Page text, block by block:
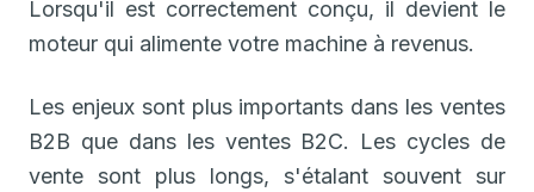
Lorsqu'il est correctement conçu, il devient le
moteur qui alimente votre machine à revenus.
Les enjeux sont plus importants dans les ventes
B2B que dans les ventes B2C. Les cycles de
vente sont plus longs, s'étalant souvent sur